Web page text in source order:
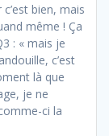
bien, mais
même ! Ça
: « mais je
c’est
là que
je ne
ci la